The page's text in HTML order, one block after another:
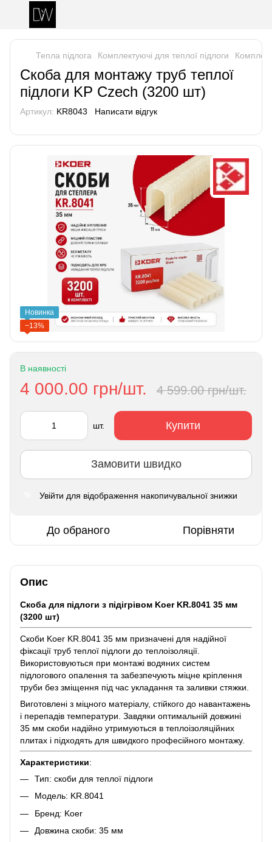
Тепла підлога Комплектуючі для теплої підлоги
Скоба для монтажу труб теплої
підлоги KP Czech (3200 шт)
Артикул: KR8043 Написати відгук
Новинка
−13%
В наявності
4 000.00 грн/шт. 4 599.00 грн/шт.
шт. Купити
Замовити швидко
Увійти для відображення накопичувальної знижки
До обраного Порівняти
Опис
Скоба для підлоги з підігрівом Koer KR.8041 35 мм
(3200 шт)
Скоби Koer KR.8041 35 мм призначені для надійної
фіксації труб теплої підлоги до теплоізоляції.
Використовуються при монтажі водяних систем
підлогового опалення та забезпечують міцне кріплення
труби без зміщення під час укладання та заливки стяжки.
Виготовлені з міцного матеріалу, стійкого до навантажень
і перепадів температури. Завдяки оптимальній довжині
35 мм скоби надійно утримуються в теплоізоляційних
плитах і підходять для швидкого професійного монтажу.
Характеристики:
Тип: скоби для теплої підлоги
Модель: KR.8041
Бренд: Koer
Довжина скоби: 35 мм